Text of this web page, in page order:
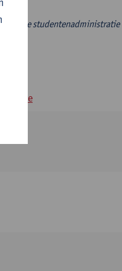
aan de studentenadministratie